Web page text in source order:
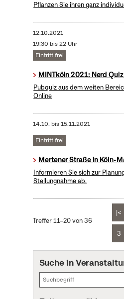
Pflanzen Sie ihren ganz
12.10.2021
19:30 bis 22 Uhr
Eintritt frei
MINTköln 2021: Nerd
Pubquiz aus dem weiten
Online
14.10. bis15.11.2021
Eintritt frei
Mertener Straße in Köln-
Informieren Sie sich zur
Stellungnahme ab.
Treffer 11–20 von 36
|<
3
Suche in